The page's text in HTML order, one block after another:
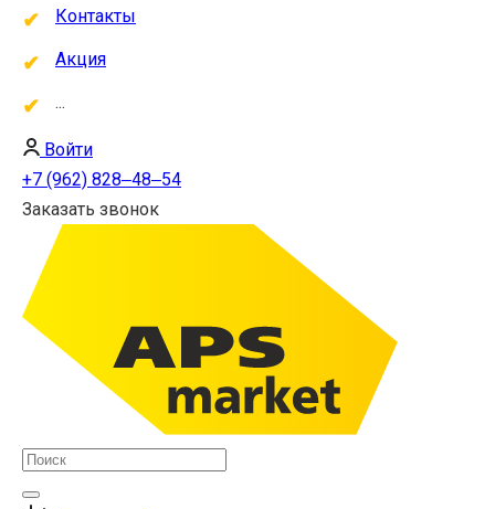
Контакты
Акция
...
Войти
+7 (962) 828‒48‒54
Заказать звонок